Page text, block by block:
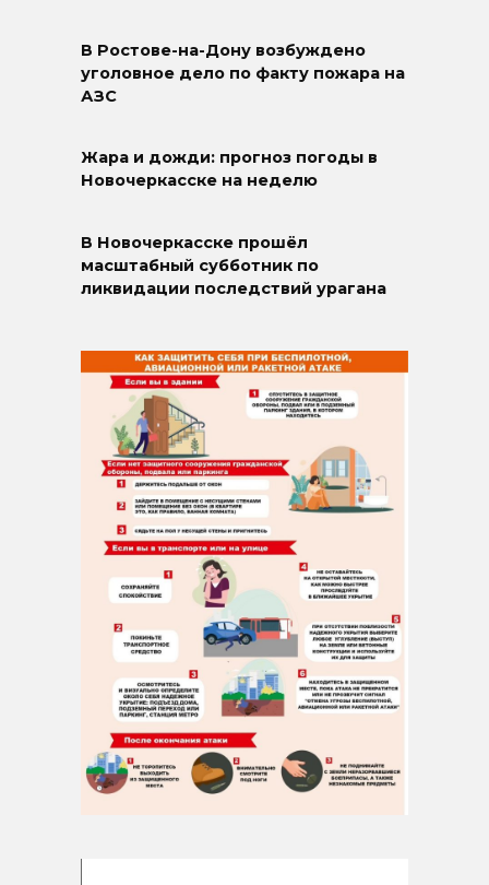
В Ростове-на-Дону возбуждено
уголовное дело по факту пожара на
АЗС
Жара и дожди: прогноз погоды в
Новочеркасске на неделю
В Новочеркасске прошёл
масштабный субботник по
ликвидации последствий урагана